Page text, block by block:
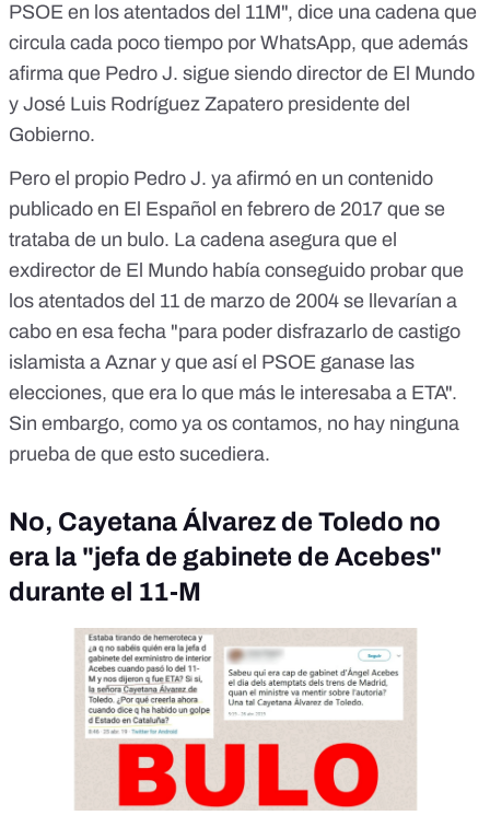
PSOE en los atentados del 11M", dice una cadena que
circula cada poco tiempo por WhatsApp, que además
afirma que Pedro J. sigue siendo director de El Mundo
y José Luis Rodríguez Zapatero presidente del
Gobierno.
Pero el propio Pedro J. ya afirmó en un contenido
publicado en El Español en febrero de 2017 que se
trataba de un bulo. La cadena asegura que el
exdirector de El Mundo había conseguido probar que
los atentados del 11 de marzo de 2004 se llevarían a
cabo en esa fecha "para poder disfrazarlo de castigo
islamista a Aznar y que así el PSOE ganase las
elecciones, que era lo que más le interesaba a ETA".
Sin embargo, como ya os contamos, no hay ninguna
prueba de que esto sucediera.
No, Cayetana Álvarez de Toledo no
era la "jefa de gabinete de Acebes"
durante el 11-M